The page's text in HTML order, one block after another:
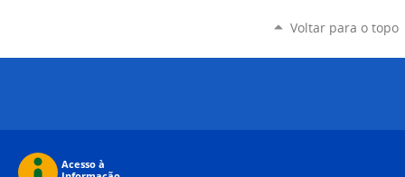
Voltar para o topo